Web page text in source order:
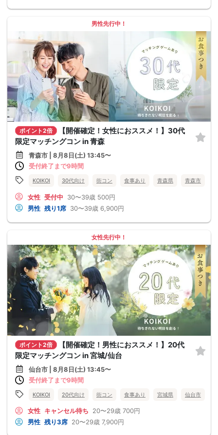
男性先行中！
ポイント2倍
【開催確定！女性におススメ！】30代
限定マッチングコン in 青森
青森市 | 8月8日(土) 13:45〜
受付終了まで9時間
KOIKOI 30代向け 街コン 食事あり 青森県 青森市
女性 受付中 30〜39歳 500円
男性 残り1席 30〜39歳 6,900円
女性先行中！
ポイント2倍
【開催確定！男性におススメ！】20代
限定マッチングコン in 宮城/仙台
仙台市 | 8月8日(土) 13:45〜
受付終了まで9時間
KOIKOI 20代向け 街コン 食事あり 宮城県 仙台市
女性 キャンセル待ち 20〜29歳 700円
男性 残り3席 20〜29歳 7,900円